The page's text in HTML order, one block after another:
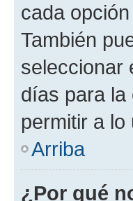
cada
También
seleccionar
días para la
permitir a
Arriba
¿Por qué